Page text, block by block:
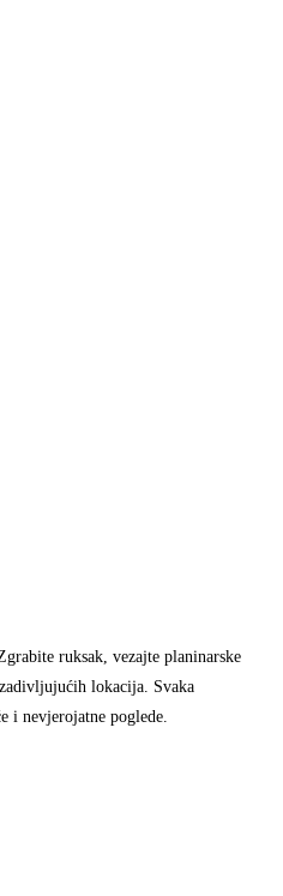
ruksak, vezajte planinarske
lokacija. Svaka
i nevjerojatne poglede.